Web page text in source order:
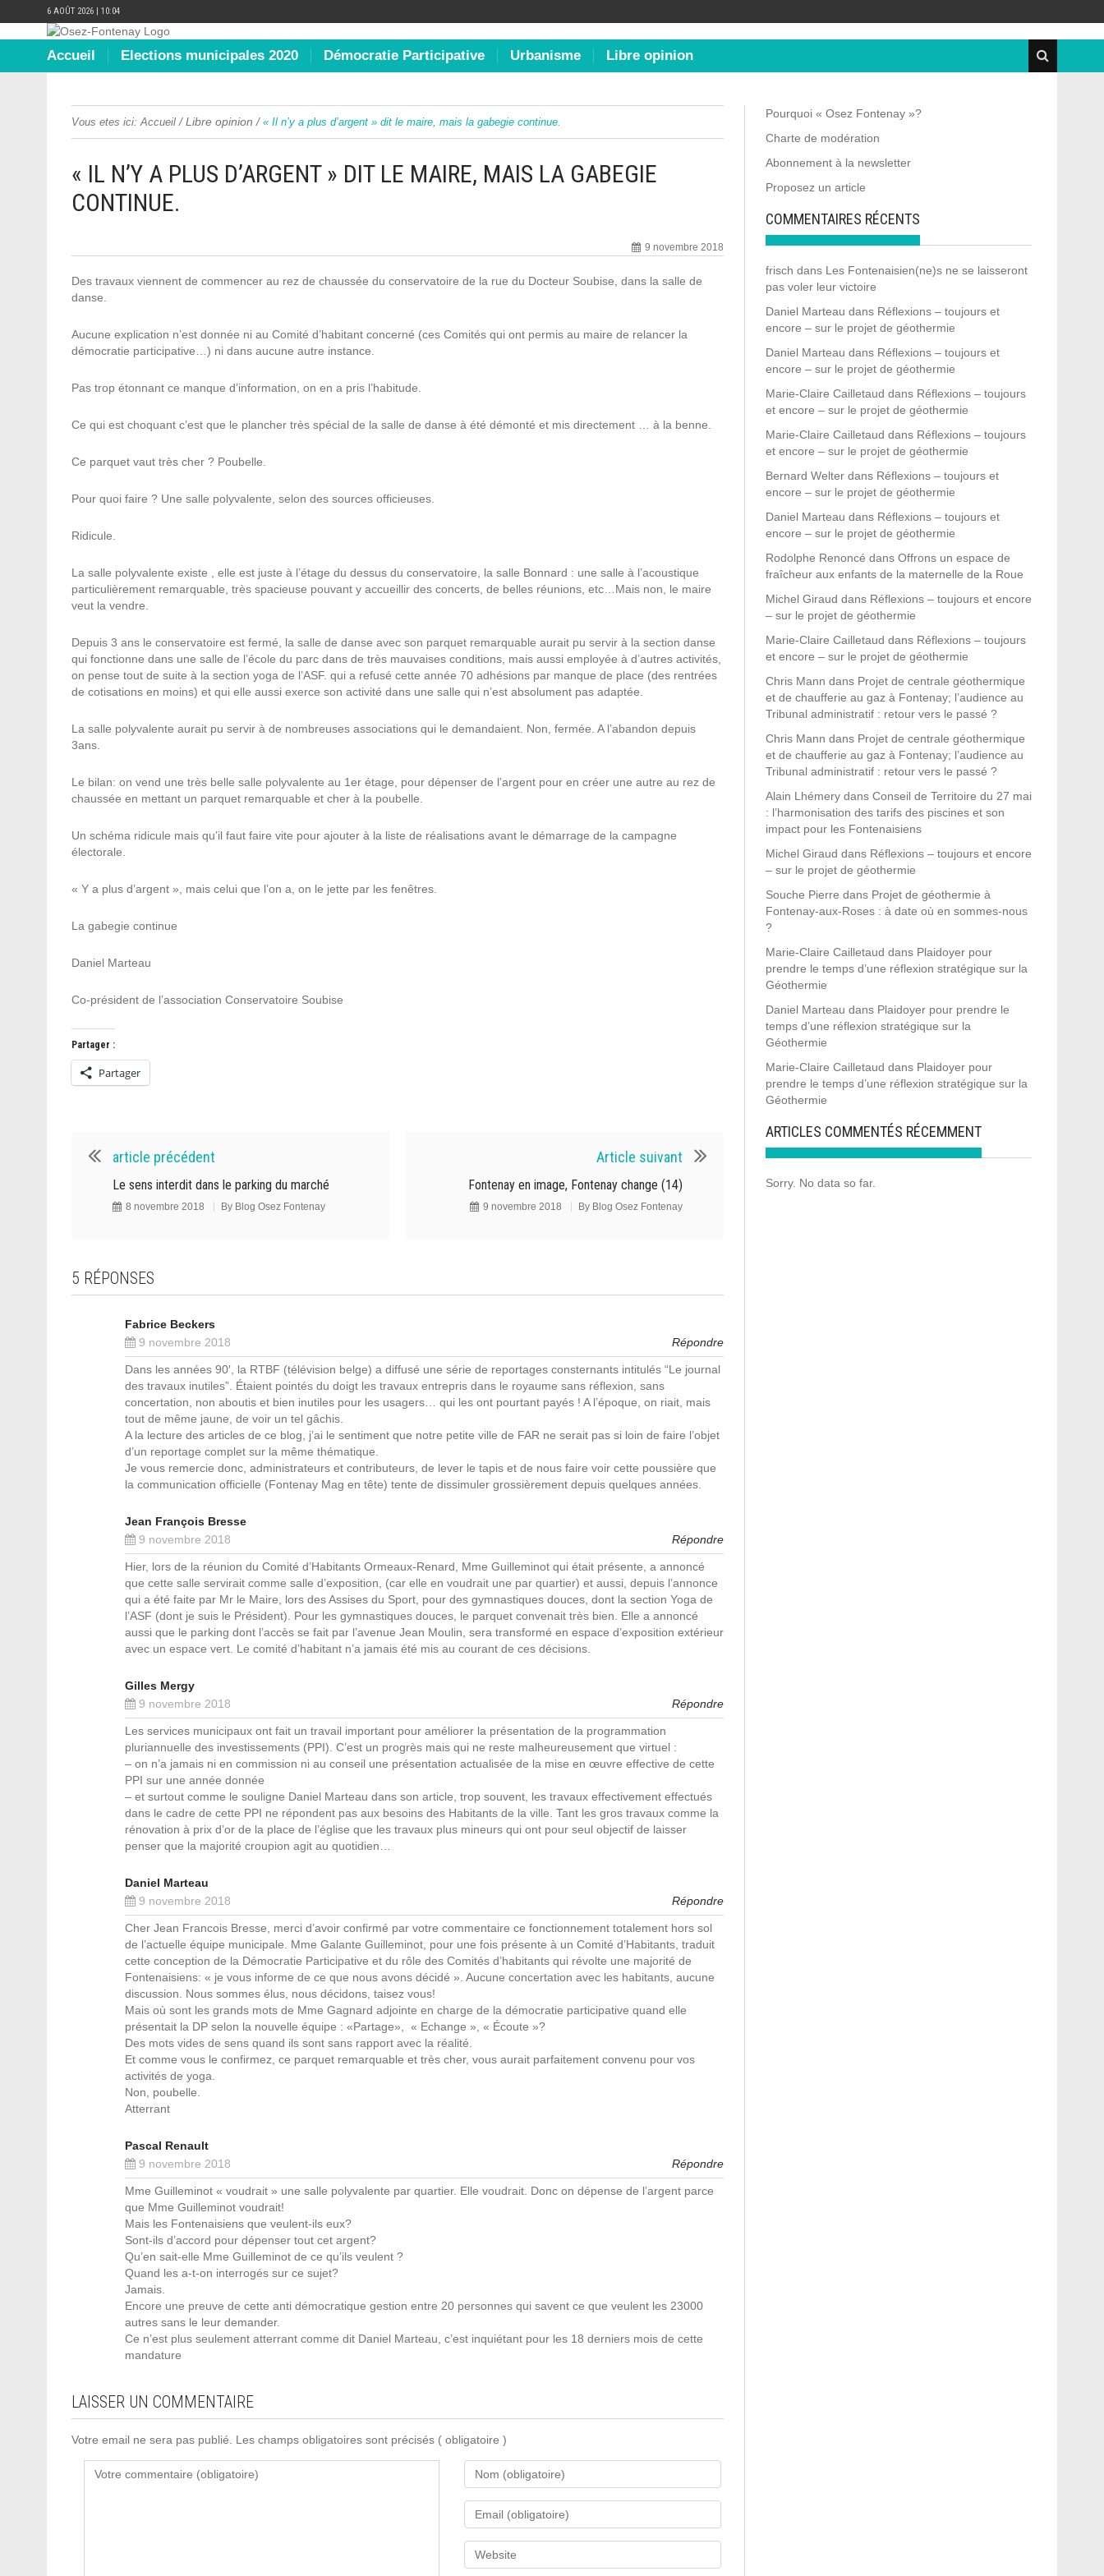
6 AOÛT 2026 | 10:04
Accueil Elections municipales 2020 Démocratie Participative Urbanisme Libre opinion
Vous etes ici: Accueil /Libre opinion / « Il n’y a plus d’argent » dit le maire, mais la gabegie continue.
« IL N’Y A PLUS D’ARGENT » DIT LE MAIRE, MAIS LA GABEGIE
CONTINUE.
9 novembre 2018
Des travaux viennent de commencer au rez de chaussée du conservatoire de la rue du Docteur Soubise, dans la salle de
danse.
Aucune explication n’est donnée ni au Comité d’habitant concerné (ces Comités qui ont permis au maire de relancer la
démocratie participative…) ni dans aucune autre instance.
Pas trop étonnant ce manque d’information, on en a pris l’habitude.
Ce qui est choquant c’est que le plancher très spécial de la salle de danse à été démonté et mis directement … à la benne.
Ce parquet vaut très cher ? Poubelle.
Pour quoi faire ? Une salle polyvalente, selon des sources officieuses.
Ridicule.
La salle polyvalente existe , elle est juste à l’étage du dessus du conservatoire, la salle Bonnard : une salle à l’acoustique
particulièrement remarquable, très spacieuse pouvant y accueillir des concerts, de belles réunions, etc…Mais non, le maire
veut la vendre.
Depuis 3 ans le conservatoire est fermé, la salle de danse avec son parquet remarquable aurait pu servir à la section danse
qui fonctionne dans une salle de l’école du parc dans de très mauvaises conditions, mais aussi employée à d’autres activités,
on pense tout de suite à la section yoga de l’ASF. qui a refusé cette année 70 adhésions par manque de place (des rentrées
de cotisations en moins) et qui elle aussi exerce son activité dans une salle qui n’est absolument pas adaptée.
La salle polyvalente aurait pu servir à de nombreuses associations qui le demandaient. Non, fermée. A l’abandon depuis
3ans.
Le bilan: on vend une très belle salle polyvalente au 1er étage, pour dépenser de l’argent pour en créer une autre au rez de
chaussée en mettant un parquet remarquable et cher à la poubelle.
Un schéma ridicule mais qu’il faut faire vite pour ajouter à la liste de réalisations avant le démarrage de la campagne
électorale.
« Y a plus d’argent », mais celui que l’on a, on le jette par les fenêtres.
La gabegie continue
Daniel Marteau
Co-président de l’association Conservatoire Soubise
Partager :
Partager
article précédent
Le sens interdit dans le parking du marché
8 novembre 2018 By Blog Osez Fontenay
Article suivant
Fontenay en image, Fontenay change (14)
9 novembre 2018 By Blog Osez Fontenay
5 RÉPONSES
Fabrice Beckers
9 novembre 2018
Répondre
Dans les années 90′, la RTBF (télévision belge) a diffusé une série de reportages consternants intitulés “Le journal
des travaux inutiles”. Étaient pointés du doigt les travaux entrepris dans le royaume sans réflexion, sans
concertation, non aboutis et bien inutiles pour les usagers… qui les ont pourtant payés ! A l’époque, on riait, mais
tout de même jaune, de voir un tel gâchis.
A la lecture des articles de ce blog, j’ai le sentiment que notre petite ville de FAR ne serait pas si loin de faire l’objet
d’un reportage complet sur la même thématique.
Je vous remercie donc, administrateurs et contributeurs, de lever le tapis et de nous faire voir cette poussière que
la communication officielle (Fontenay Mag en tête) tente de dissimuler grossièrement depuis quelques années.
Jean François Bresse
9 novembre 2018
Répondre
Hier, lors de la réunion du Comité d’Habitants Ormeaux-Renard, Mme Guilleminot qui était présente, a annoncé
que cette salle servirait comme salle d’exposition, (car elle en voudrait une par quartier) et aussi, depuis l’annonce
qui a été faite par Mr le Maire, lors des Assises du Sport, pour des gymnastiques douces, dont la section Yoga de
l’ASF (dont je suis le Président). Pour les gymnastiques douces, le parquet convenait très bien. Elle a annoncé
aussi que le parking dont l’accès se fait par l’avenue Jean Moulin, sera transformé en espace d’exposition extérieur
avec un espace vert. Le comité d’habitant n’a jamais été mis au courant de ces décisions.
Gilles Mergy
9 novembre 2018
Répondre
Les services municipaux ont fait un travail important pour améliorer la présentation de la programmation
pluriannuelle des investissements (PPI). C’est un progrès mais qui ne reste malheureusement que virtuel :
– on n’a jamais ni en commission ni au conseil une présentation actualisée de la mise en œuvre effective de cette
PPI sur une année donnée
– et surtout comme le souligne Daniel Marteau dans son article, trop souvent, les travaux effectivement effectués
dans le cadre de cette PPI ne répondent pas aux besoins des Habitants de la ville. Tant les gros travaux comme la
rénovation à prix d’or de la place de l’église que les travaux plus mineurs qui ont pour seul objectif de laisser
penser que la majorité croupion agit au quotidien…
Daniel Marteau
9 novembre 2018
Répondre
Cher Jean Francois Bresse, merci d’avoir confirmé par votre commentaire ce fonctionnement totalement hors sol
de l’actuelle équipe municipale. Mme Galante Guilleminot, pour une fois présente à un Comité d’Habitants, traduit
cette conception de la Démocratie Participative et du rôle des Comités d’habitants qui révolte une majorité de
Fontenaisiens: « je vous informe de ce que nous avons décidé ». Aucune concertation avec les habitants, aucune
discussion. Nous sommes élus, nous décidons, taisez vous!
Mais où sont les grands mots de Mme Gagnard adjointe en charge de la démocratie participative quand elle
présentait la DP selon la nouvelle équipe : «Partage», « Echange », « Écoute »?
Des mots vides de sens quand ils sont sans rapport avec la réalité.
Et comme vous le confirmez, ce parquet remarquable et très cher, vous aurait parfaitement convenu pour vos
activités de yoga.
Non, poubelle.
Atterrant
Pascal Renault
9 novembre 2018
Répondre
Mme Guilleminot « voudrait » une salle polyvalente par quartier. Elle voudrait. Donc on dépense de l’argent parce
que Mme Guilleminot voudrait!
Mais les Fontenaisiens que veulent-ils eux?
Sont-ils d’accord pour dépenser tout cet argent?
Qu’en sait-elle Mme Guilleminot de ce qu’ils veulent ?
Quand les a-t-on interrogés sur ce sujet?
Jamais.
Encore une preuve de cette anti démocratique gestion entre 20 personnes qui savent ce que veulent les 23000
autres sans le leur demander.
Ce n’est plus seulement atterrant comme dit Daniel Marteau, c’est inquiétant pour les 18 derniers mois de cette
mandature
LAISSER UN COMMENTAIRE
Votre email ne sera pas publié. Les champs obligatoires sont précisés ( obligatoire )
Pourquoi « Osez Fontenay »?
Charte de modération
Abonnement à la newsletter
Proposez un article
COMMENTAIRES RÉCENTS
frisch dans Les Fontenaisien(ne)s ne se laisseront
pas voler leur victoire
Daniel Marteau dans Réflexions – toujours et
encore – sur le projet de géothermie
Daniel Marteau dans Réflexions – toujours et
encore – sur le projet de géothermie
Marie-Claire Cailletaud dans Réflexions – toujours
et encore – sur le projet de géothermie
Marie-Claire Cailletaud dans Réflexions – toujours
et encore – sur le projet de géothermie
Bernard Welter dans Réflexions – toujours et
encore – sur le projet de géothermie
Daniel Marteau dans Réflexions – toujours et
encore – sur le projet de géothermie
Rodolphe Renoncé dans Offrons un espace de
fraîcheur aux enfants de la maternelle de la Roue
Michel Giraud dans Réflexions – toujours et encore
– sur le projet de géothermie
Marie-Claire Cailletaud dans Réflexions – toujours
et encore – sur le projet de géothermie
Chris Mann dans Projet de centrale géothermique
et de chaufferie au gaz à Fontenay; l’audience au
Tribunal administratif : retour vers le passé ?
Chris Mann dans Projet de centrale géothermique
et de chaufferie au gaz à Fontenay; l’audience au
Tribunal administratif : retour vers le passé ?
Alain Lhémery dans Conseil de Territoire du 27 mai
: l’harmonisation des tarifs des piscines et son
impact pour les Fontenaisiens
Michel Giraud dans Réflexions – toujours et encore
– sur le projet de géothermie
Souche Pierre dans Projet de géothermie à
Fontenay-aux-Roses : à date où en sommes-nous
?
Marie-Claire Cailletaud dans Plaidoyer pour
prendre le temps d’une réflexion stratégique sur la
Géothermie
Daniel Marteau dans Plaidoyer pour prendre le
temps d’une réflexion stratégique sur la
Géothermie
Marie-Claire Cailletaud dans Plaidoyer pour
prendre le temps d’une réflexion stratégique sur la
Géothermie
ARTICLES COMMENTÉS RÉCEMMENT
Sorry. No data so far.